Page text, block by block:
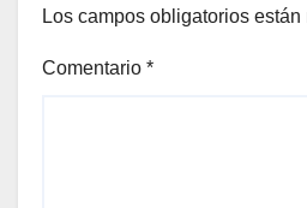
Los campos obligatorios están
Comentario *